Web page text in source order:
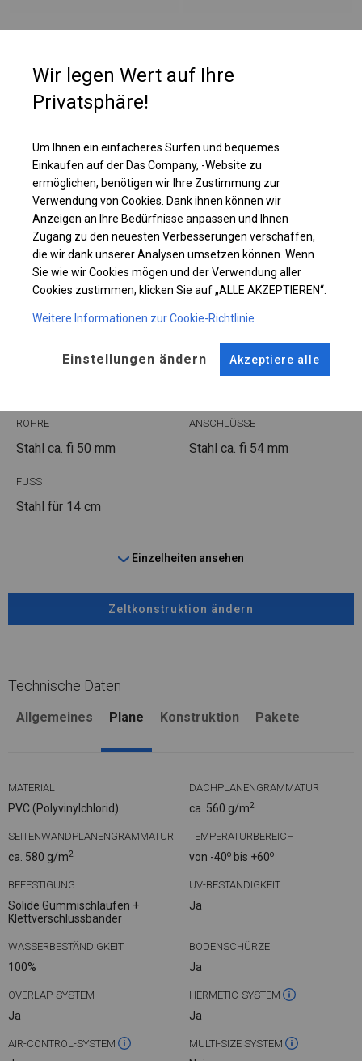
Die Seitenwände haben bei dieser Belagsart ein Flächengewicht von ca.
in Langzeitlagerzelten verwendet werden.
Einzelheiten ansehen
Plane ändern
WINTER
ROHRE
Stahl ca. fi 50 mm
ANSCHLÜSSE
Stahl ca. fi 54 mm
FUSS
Stahl für 14 cm
Einzelheiten ansehen
Zeltkonstruktion ändern
Technische Daten
Allgemeines Plane Konstruktion Pakete
MATERIAL
PVC (Polyvinylchlorid)
DACHPLANENGRAMMATUR
ca. 560 g/m2
SEITENWANDPLANENGRAMMATUR
ca. 580 g/m2
TEMPERATURBEREICH
von -40o bis +60o
BEFESTIGUNG
Solide Gummischlaufen +
Klettverschlussbänder
UV-BESTÄNDIGKEIT
Ja
WASSERBESTÄNDIGKEIT
100%
BODENSCHÜRZE
Ja
OVERLAP-SYSTEM
Ja
HERMETIC-SYSTEM
Ja
AIR-CONTROL-SYSTEM MULTI-SIZE SYSTEM
Wir legen Wert auf Ihre
Privatsphäre!
Um Ihnen ein einfacheres Surfen und bequemes
Einkaufen auf der Das Company, -Website zu
ermöglichen, benötigen wir Ihre Zustimmung zur
Verwendung von Cookies. Dank ihnen können wir
Anzeigen an Ihre Bedürfnisse anpassen und Ihnen
Zugang zu den neuesten Verbesserungen verschaffen,
die wir dank unserer Analysen umsetzen können. Wenn
Sie wie wir Cookies mögen und der Verwendung aller
Cookies zustimmen, klicken Sie auf „ALLE AKZEPTIEREN“.
Weitere Informationen zur Cookie-Richtlinie
Einstellungen ändern Akzeptiere alle